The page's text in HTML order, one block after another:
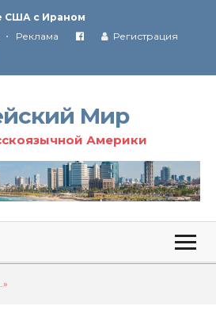
США с Ираном
в Иране
• Реклама
Регистрация
Мир
Америки